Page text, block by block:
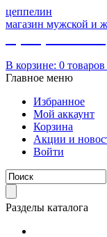
цеппелин
магазин мужской и
В корзине: 0
Главное меню
Избранное
Мой аккаунт
Корзина
Акции и
Войти
Разделы каталога